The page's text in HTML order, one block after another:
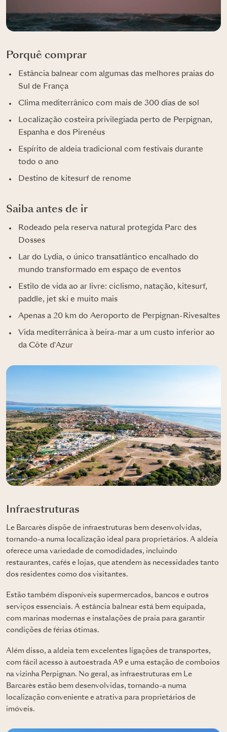
Porquê comprar
Estância balnear com algumas das melhores praias do
Sul de França
Clima mediterrânico com mais de 300 dias de sol
Localização costeira privilegiada perto de Perpignan,
Espanha e dos Pirenéus
Espírito de aldeia tradicional com festivais durante
todo o ano
Destino de kitesurf de renome
Saiba antes de ir
Rodeado pela reserva natural protegida Parc des
Dosses
Lar do Lydia, o único transatlântico encalhado do
mundo transformado em espaço de eventos
Estilo de vida ao ar livre: ciclismo, natação, kitesurf,
paddle, jet ski e muito mais
Apenas a 20 km do Aeroporto de Perpignan-Rivesaltes
Vida mediterrânica à beira-mar a um custo inferior ao
da Côte d'Azur
Infraestruturas
Le Barcarès dispõe de infraestruturas bem desenvolvidas,
tornando-a numa localização ideal para proprietários. A aldeia
oferece uma variedade de comodidades, incluindo
restaurantes, cafés e lojas, que atendem às necessidades tanto
dos residentes como dos visitantes.
Estão também disponíveis supermercados, bancos e outros
serviços essenciais. A estância balnear está bem equipada,
com marinas modernas e instalações de praia para garantir
condições de férias ótimas.
Além disso, a aldeia tem excelentes ligações de transportes,
com fácil acesso à autoestrada A9 e uma estação de comboios
na vizinha Perpignan. No geral, as infraestruturas em Le
Barcarès estão bem desenvolvidas, tornando-a numa
localização conveniente e atrativa para proprietários de
imóveis.